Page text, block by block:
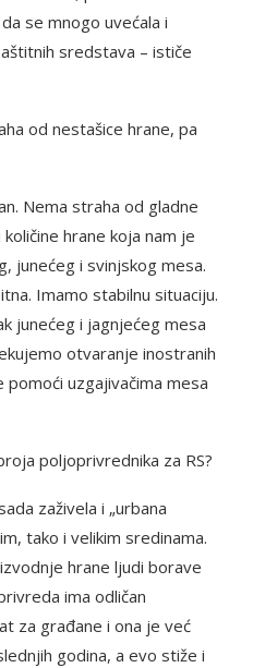
se mnogo uvećala i
sredstava – ističe
od nestašice hrane, pa
Nema straha od gladne
hrane koja nam je
junećeg i svinjskog mesa.
Imamo stabilnu situaciju.
junećeg i jagnjećeg mesa
otvaranje inostranih
uzgajivačima mesa
poljoprivrednika za RS?
zaživela i „urbana
tako i velikim sredinama.
hrane ljudi borave
ima odličan
za građane i ona je već
godina, a evo stiže i